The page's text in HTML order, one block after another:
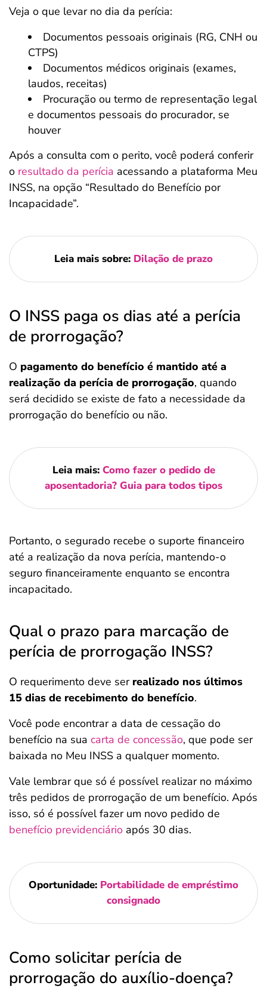
Veja o que levar no dia da perícia:
Documentos pessoais originais (RG, CNH ou
CTPS)
Documentos médicos originais (exames,
laudos, receitas)
Procuração ou termo de representação legal
e documentos pessoais do procurador, se
houver
Após a consulta com o perito, você poderá conferir
o resultado da perícia acessando a plataforma Meu
INSS, na opção “Resultado do Benefício por
Incapacidade”.
Leia mais sobre: Dilação de prazo
O INSS paga os dias até a perícia
de prorrogação?
O pagamento do benefício é mantido até a
realização da perícia de prorrogação, quando
será decidido se existe de fato a necessidade da
prorrogação do benefício ou não.
Leia mais: Como fazer o pedido de
aposentadoria? Guia para todos tipos
Portanto, o segurado recebe o suporte financeiro
até a realização da nova perícia, mantendo-o
seguro financeiramente enquanto se encontra
incapacitado.
Qual o prazo para marcação de
perícia de prorrogação INSS?
O requerimento deve ser realizado nos últimos
15 dias de recebimento do benefício.
Você pode encontrar a data de cessação do
benefício na sua carta de concessão, que pode ser
baixada no Meu INSS a qualquer momento.
Vale lembrar que só é possível realizar no máximo
três pedidos de prorrogação de um benefício. Após
isso, só é possível fazer um novo pedido de
benefício previdenciário após 30 dias.
Oportunidade: Portabilidade de empréstimo
consignado
Como solicitar perícia de
prorrogação do auxílio-doença?